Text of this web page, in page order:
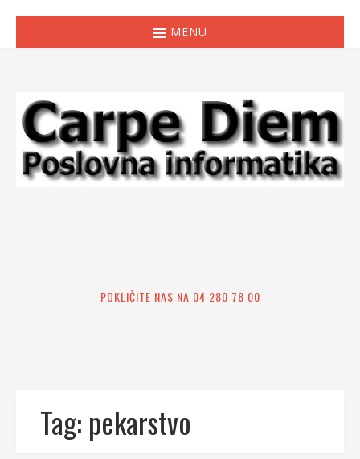
MENU
POKLIČITE NAS NA 04 280 78 00
Tag: pekarstvo